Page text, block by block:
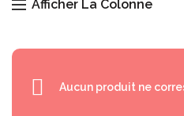
Afficher La Colonne
Aucun produit ne